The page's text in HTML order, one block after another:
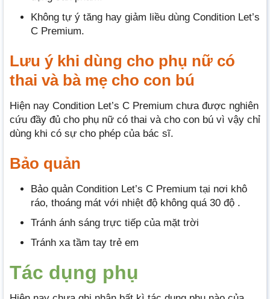
Không tự ý tăng hay giảm liều dùng Condition Let’s
C Premium.
Lưu ý khi dùng cho phụ nữ có
thai và bà mẹ cho con bú
Hiện nay Condition Let’s C Premium chưa được nghiên
cứu đầy đủ cho phụ nữ có thai và cho con bú vì vậy chỉ
dùng khi có sự cho phép của bác sĩ.
Bảo quản
Bảo quản Condition Let’s C Premium tại nơi khô
ráo, thoáng mát với nhiệt độ không quá 30 độ .
Tránh ánh sáng trực tiếp của mặt trời
Tránh xa tầm tay trẻ em
Tác dụng phụ